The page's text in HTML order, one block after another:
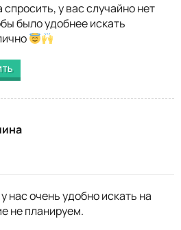
у вас случайно нет
было удобнее искать
очень удобно искать на
не планируем.